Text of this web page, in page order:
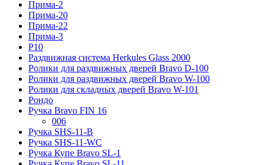
Прима-2
Прима-20
Прима-22
Прима-3
Р10
Раздвижная система Herkules Glass 2000
Ролики для раздвижных дверей Bravo D-100
Ролики для раздвижных дверей Bravo W-100
Ролики для складных дверей Bravo W-101
Рондо
Ручка Bravo FIN 16
006
Ручка SHS-11-B
Ручка SHS-11-WC
Ручка Купе Bravo SL-1